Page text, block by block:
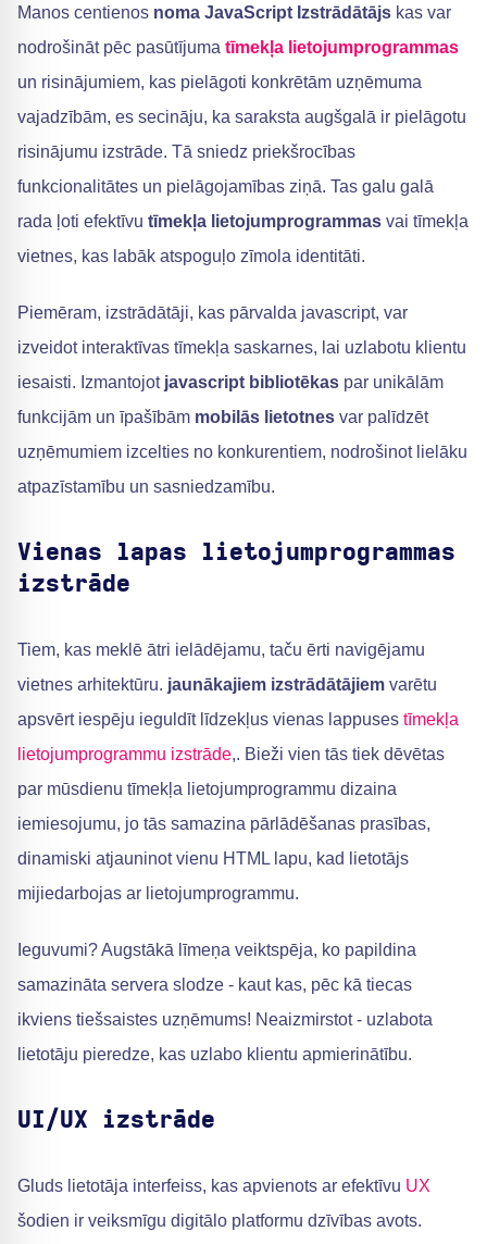
Manos centienos noma JavaScript Izstrādātājs kas var
nodrošināt pēc pasūtījuma tīmekļa lietojumprogrammas
un risinājumiem, kas pielāgoti konkrētām uzņēmuma
vajadzībām, es secināju, ka saraksta augšgalā ir pielāgotu
risinājumu izstrāde. Tā sniedz priekšrocības
funkcionalitātes un pielāgojamības ziņā. Tas galu galā
rada ļoti efektīvu tīmekļa lietojumprogrammas vai tīmekļa
vietnes, kas labāk atspoguļo zīmola identitāti.
Piemēram, izstrādātāji, kas pārvalda javascript, var
izveidot interaktīvas tīmekļa saskarnes, lai uzlabotu klientu
iesaisti. Izmantojot javascript bibliotēkas par unikālām
funkcijām un īpašībām mobilās lietotnes var palīdzēt
uzņēmumiem izcelties no konkurentiem, nodrošinot lielāku
atpazīstamību un sasniedzamību.
Vienas lapas lietojumprogrammas
izstrāde
Tiem, kas meklē ātri ielādējamu, taču ērti navigējamu
vietnes arhitektūru. jaunākajiem izstrādātājiem varētu
apsvērt iespēju ieguldīt līdzekļus vienas lappuses tīmekļa
lietojumprogrammu izstrāde,. Bieži vien tās tiek dēvētas
par mūsdienu tīmekļa lietojumprogrammu dizaina
iemiesojumu, jo tās samazina pārlādēšanas prasības,
dinamiski atjauninot vienu HTML lapu, kad lietotājs
mijiedarbojas ar lietojumprogrammu.
Ieguvumi? Augstākā līmeņa veiktspēja, ko papildina
samazināta servera slodze - kaut kas, pēc kā tiecas
ikviens tiešsaistes uzņēmums! Neaizmirstot - uzlabota
lietotāju pieredze, kas uzlabo klientu apmierinātību.
UI/UX izstrāde
Gluds lietotāja interfeiss, kas apvienots ar efektīvu UX
šodien ir veiksmīgu digitālo platformu dzīvības avots.